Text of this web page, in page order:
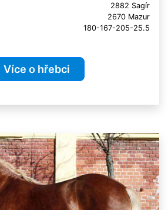
2882 Sagír
2670 Mazur
180-167-205-25.5
Více o hřebci